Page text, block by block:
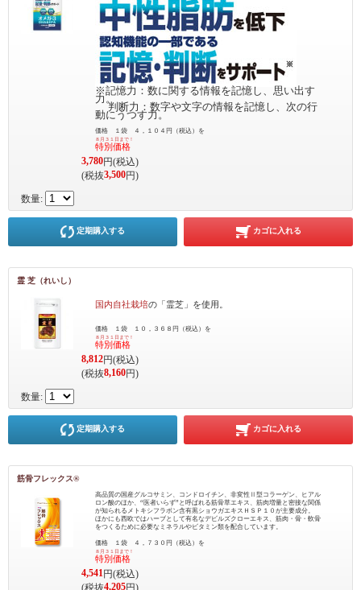
※記憶力：数に関する情報を記憶し、思い出す
力。
判断力：数字や文字の情報を記憶し、次の行
動にうつす力。
価格 １袋 ４，１０４円（税込）を
８月３１日まで！
特別価格
3,780円(税込)
(税抜3,500円)
数量:
定期購入する カゴに入れる
霊 芝（れいし）
国内自社栽培の「霊芝」を使用。
価格 １袋 １０，３６８円（税込）を
８月３１日まで！
特別価格
8,812円(税込)
(税抜8,160円)
数量:
定期購入する カゴに入れる
筋骨フレックス®
高品質の国産グルコサミン、コンドロイチン、非変性Ⅱ型コラーゲン、ヒアル
ロン酸のほか、“医者いらず”と呼ばれる筋骨草エキス、筋肉増量と密接な関係
が知られるメトキシフラボン含有黒ショウガエキスＨＳＰ１０が主要成分。
ほかにも西欧ではハーブとして有名なデビルズクローエキス、筋肉・骨・軟骨
をつくるために必要なミネラルやビタミン類を配合しています。
価格 １袋 ４，７３０円（税込）を
８月３１日まで！
特別価格
4,541 円(税込)
(税抜4,205円)